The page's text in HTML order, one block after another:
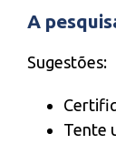
A
Sugestões:
Tente